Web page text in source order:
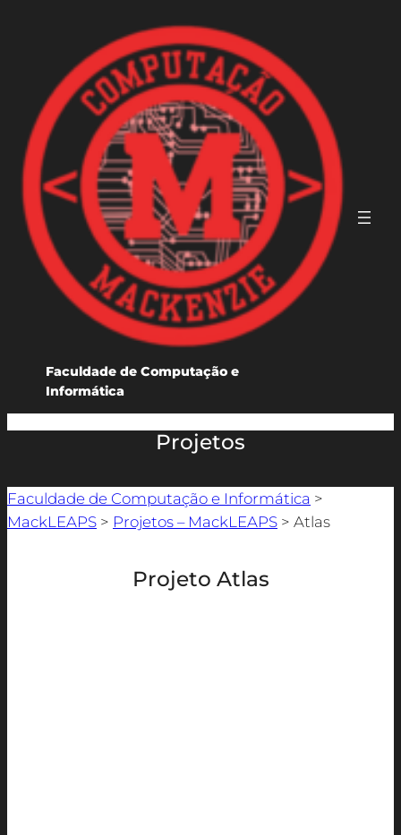
Faculdade de Computação e
Informática
Projetos
Faculdade de Computação e Informática >
MackLEAPS > Projetos – MackLEAPS > Atlas
Projeto Atlas